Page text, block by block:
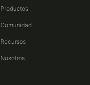
Productos
Comunidad
Recursos
Nosotros